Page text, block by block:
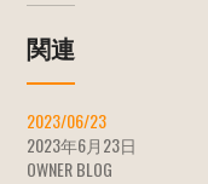
関連
2023/06/23
2023年6月23日
OWNER BLOG